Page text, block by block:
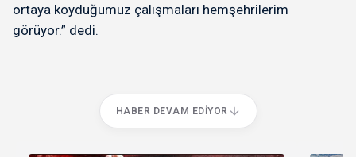
ortaya koyduğumuz çalışmaları hemşehrilerim
görüyor.” dedi.
HABER DEVAM EDIYOR